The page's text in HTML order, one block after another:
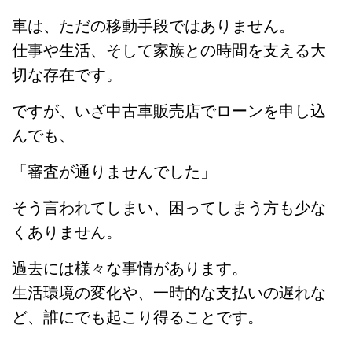
車は、ただの移動手段ではありません。
仕事や生活、そして家族との時間を支える大
切な存在です。
ですが、いざ中古車販売店でローンを申し込
んでも、
「審査が通りませんでした」
そう言われてしまい、困ってしまう方も少な
くありません。
過去には様々な事情があります。
生活環境の変化や、一時的な支払いの遅れな
ど、誰にでも起こり得ることです。